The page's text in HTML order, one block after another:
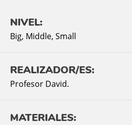
NIVEL:
Big, Middle, Small
REALIZADOR/ES:
Profesor David.
MATERIALES: